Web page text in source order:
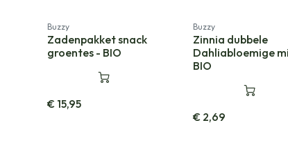
Buzzy
Zadenpakket snack
groentes - BIO
€ 15,95
Nieuw!
Buzzy
Zinnia dubbele
Dahliabloemige
BIO
€ 2,69